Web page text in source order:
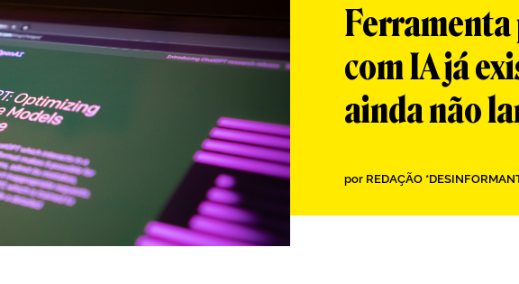
com IA já
ainda não
por REDAÇÃO